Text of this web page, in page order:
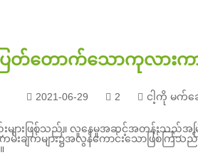
ပြတ်တောက်သောကုလား
2021-06-29 2 ငါ့ကို မက်ဆ
ားဖြစ်သည်။ လူနေမှုအဆင့်အတန်းသည်
ျက်များ၌အလွန်ကောင်းသောဖြစ်ကြသည်